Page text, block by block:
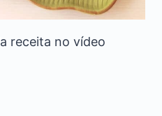
receita no vídeo